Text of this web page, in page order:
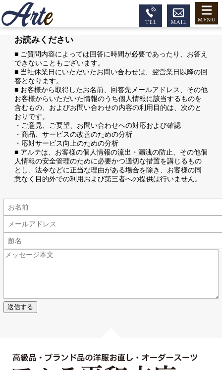
お読みください
■ ご質問内容によっては回答に時間が必要であったり、お答え
できないこともございます。
■ 当社休業日にいただいたお問い合わせは、翌営業日以降の回
答となります。
■ お客様から取得したお名前、回答先メールアドレス、その他
お客様からいただいた情報のうち個人情報に該当するものを
含むもの、およびお問い合わせの内容の利用目的は、次のと
おりです。
・ご意見、ご要望、お問い合わせへの対応および確認
・商品、サービスの改善のための分析
・応対サービス向上のための分析
■ アルテは、お客様の個人情報の流出・漏洩の防止、その他個
人情報の安全管理のために必要かつ適切な措置を講じるもの
とし、法令などに正当な理由がある場合を除き、お客様の同
意なく目的外での利用および第三者への提供は行いません。
送信する